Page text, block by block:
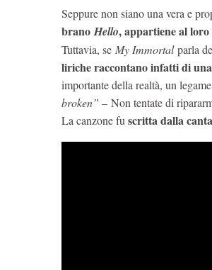
Seppure non siano una vera e
branoHello, appartiene al
Tuttavia, se My Immortalparla
liriche raccontano infatti di
importante della realtà, un
broken” – Non tentate di
La canzone fu scritta dalla